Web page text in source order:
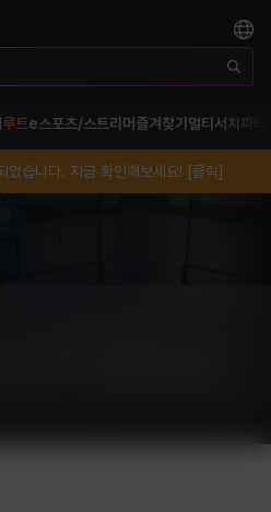
루트e스포츠/스트리머 즐겨찾기 멀티서치 파티
었습니다. 지금 확인해보세요! [클릭]